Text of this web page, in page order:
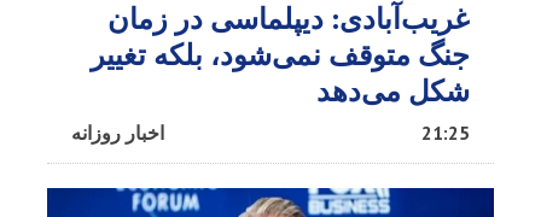
غریب‌آبادی: دیپلماسی در زمان
جنگ متوقف نمی‌شود، بلکه تغییر
شکل می‌دهد
اخبار روزانه 21:25